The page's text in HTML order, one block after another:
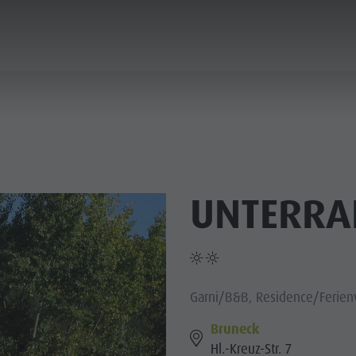
Garni/B&B, Residence/
Bruneck
Hl.-Kreuz-Str. 7